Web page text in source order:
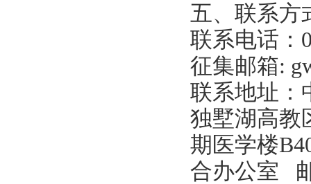
五、联系方
联系电话：
征集邮箱:
联系地址：
独墅湖高教
期医学楼
合办公室